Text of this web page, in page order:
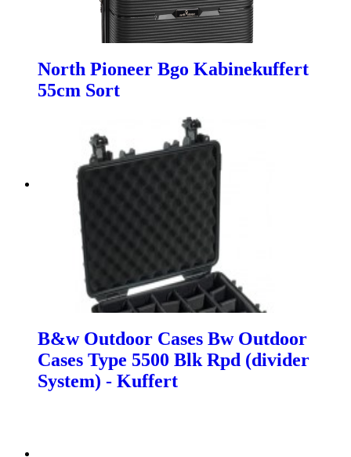
North Pioneer Bgo Kabinekuffert
55cm Sort
B&w Outdoor Cases Bw Outdoor
Cases Type 5500 Blk Rpd (divider
System) - Kuffert